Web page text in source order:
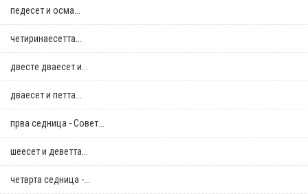
педесет и осма...
четиринаесетта...
двестe дваесет и...
дваесет и петта...
прва седница - Совет...
шеесет и деветта...
четврта седница -...